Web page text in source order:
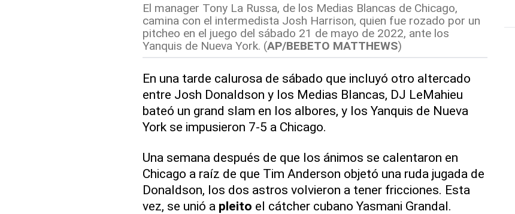
El manager Tony La Russa, de los Medias Blancas de Chicago,
camina con el intermedista Josh Harrison, quien fue rozado por un
pitcheo en el juego del sábado 21 de mayo de 2022, ante los
Yanquis de Nueva York. (AP/BEBETO MATTHEWS)
En una tarde calurosa de sábado que incluyó otro altercado
entre Josh Donaldson y los Medias Blancas, DJ LeMahieu
bateó un grand slam en los albores, y los Yanquis de Nueva
York se impusieron 7-5 a Chicago.
Una semana después de que los ánimos se calentaron en
Chicago a raíz de que Tim Anderson objetó una ruda jugada de
Donaldson, los dos astros volvieron a tener fricciones. Esta
vez, se unió a pleito el cátcher cubano Yasmani Grandal.